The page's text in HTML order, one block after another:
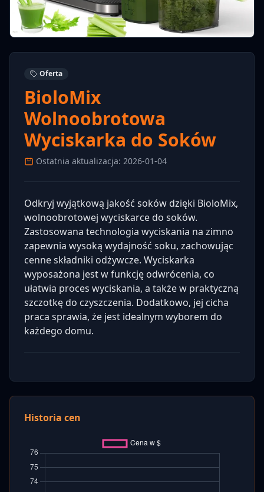
Oferta
BioloMix
Wolnoobrotowa
Wyciskarka do Soków
Ostatnia aktualizacja: 2026-01-04
Odkryj wyjątkową jakość soków dzięki BioloMix,
wolnoobrotowej wyciskarce do soków.
Zastosowana technologia wyciskania na zimno
zapewnia wysoką wydajność soku, zachowując
cenne składniki odżywcze. Wyciskarka
wyposażona jest w funkcję odwrócenia, co
ułatwia proces wyciskania, a także w praktyczną
szczotkę do czyszczenia. Dodatkowo, jej cicha
praca sprawia, że jest idealnym wyborem do
każdego domu.
Historia cen